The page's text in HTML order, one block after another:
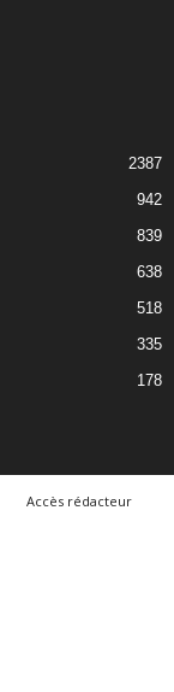
2387
942
839
638
518
335
178
Accès rédacteur